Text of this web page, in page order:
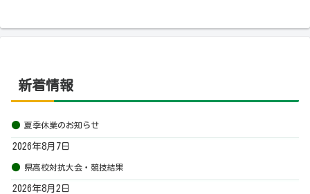
新着情報
夏季休業のお知らせ
2026年8月7日
県高校対抗大会・競技結果
2026年8月2日